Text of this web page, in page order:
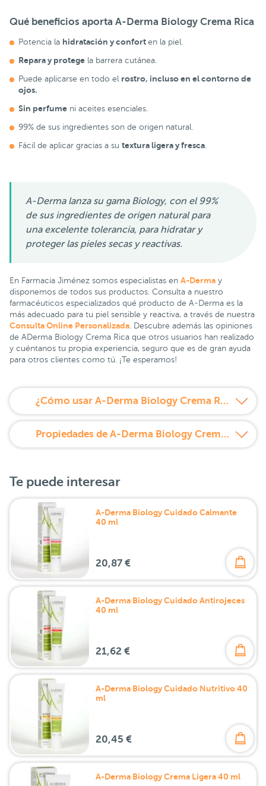
Qué beneficios aporta A-Derma Biology Crema Rica
Potencia la hidratación y confort en la piel.
Repara y protege la barrera cutánea.
Puede aplicarse en todo el rostro, incluso en el contorno de
ojos.
Sin perfume ni aceites esenciales.
99% de sus ingredientes son de origen natural.
Fácil de aplicar gracias a su textura ligera y fresca
A-Derma lanza su gama Biology, con el 99%
de sus ingredientes de origen natural para
una excelente tolerancia, para hidratar y
proteger las pieles secas y reactivas.
En Farmacia Jiménez somos especialistas en A-Derma y
disponemos de todos sus productos. Consulta a nuestro
farmacéuticos especializados qué producto de A-Derma es la
más adecuado para tu piel sensible y reactiva, a través de nuestra
Consulta Online Personalizada . Descubre además las opiniones
de ADerma Biology Crema Rica que otros usuarios han realizado
y cuéntanos tu propia experiencia, seguro que es de gran ayuda
para otros clientes como tú. ¡Te esperamos!
¿Cómo usar A-Derma Biology Crema Rica?
Propiedades de A-Derma Biology Crema Rica
Te puede interesar
A-Derma Biology Cuidado Calmante
40 ml
20,87 €
A-Derma Biology Cuidado Antirojeces
40 ml
21,62 €
A-Derma Biology Cuidado Nutritivo 40
ml
20,45 €
A-Derma Biology Crema Ligera 40 ml